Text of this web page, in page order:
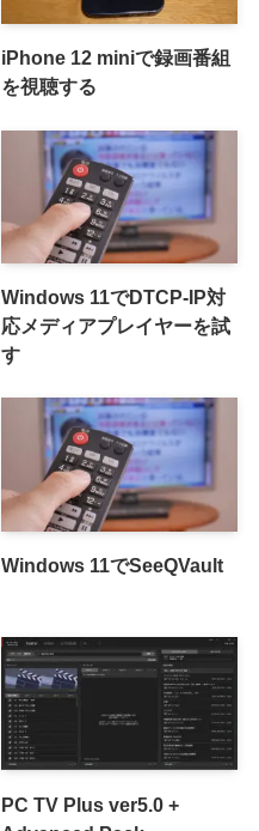
iPhone 12 miniで録画番組
を視聴する
Windows 11でDTCP-IP対
応メディアプレイヤーを試
す
Windows 11でSeeQVault
PC TV Plus ver5.0 +